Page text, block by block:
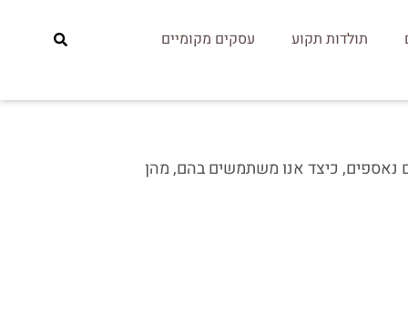
תולדות תקוע עסקים מקומיים
נאספים, כיצד אנו משתמשים בהם, מהן